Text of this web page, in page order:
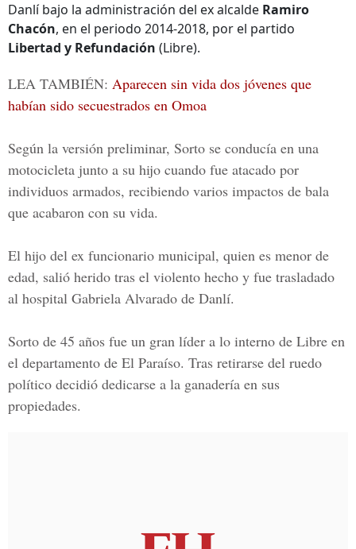
Danlí bajo la administración del ex alcalde Ramiro
Chacón, en el periodo 2014-2018, por el partido
Libertad y Refundación (Libre).
LEA TAMBIÉN: Aparecen sin vida dos jóvenes que
habían sido secuestrados en Omoa
Según la versión preliminar, Sorto se conducía en una
motocicleta junto a su hijo cuando fue atacado por
individuos armados, recibiendo varios impactos de bala
que acabaron con su vida.
El hijo del ex funcionario municipal, quien es menor de
edad, salió herido tras el violento hecho y fue trasladado
al hospital Gabriela Alvarado de Danlí.
Sorto de 45 años fue un gran líder a lo interno de Libre en
el departamento de El Paraíso. Tras retirarse del ruedo
político decidió dedicarse a la ganadería en sus
propiedades.